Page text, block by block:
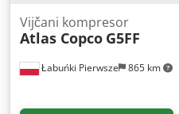
Łabuńki Pierwsze 865 km
Vijčani kompresor
Atlas Copco G5FF